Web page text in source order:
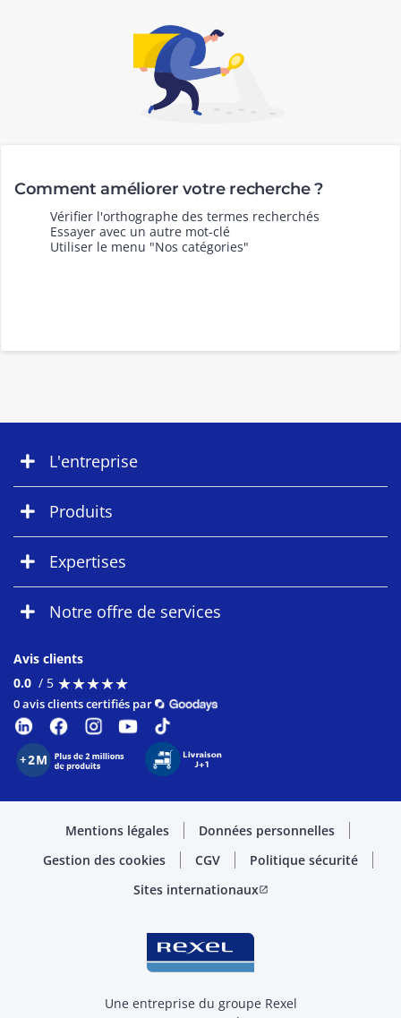
Comment améliorer votre recherche ?
Vérifier l'orthographe des termes recherchés
Essayer avec un autre mot-clé
Utiliser le menu "Nos catégories"
L'entreprise
Produits
Expertises
Notre offre de services
Avis clients
0.0 / 5 ★★★★★
★★★★★
0 avis clients certifiés par
Mentions légales
Données personnelles
Gestion des cookies
CGV
Politique sécurité
Sites internationauxopen_in_new
Une entreprise du groupe Rexel